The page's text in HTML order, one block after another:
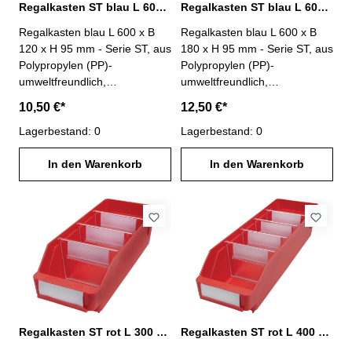
Regalkasten ST blau L 600 x B 120 x H 95 mm PP
Regalkasten blau L 600 x B
120 x H 95 mm - Serie ST, aus
Polypropylen (PP)-
umweltfreundlich,
temperaturbeständig von -20°
C bis +80° C- Anzahl
möglicher Trennwände : 7-
Lieferung ohne Trennwände
und Etiketten
10,50 €*
Lagerbestand: 0
In den Warenkorb
Regalkasten ST blau L 600 x B 180 x H 95 mm PP
Regalkasten blau L 600 x B
180 x H 95 mm - Serie ST, aus
Polypropylen (PP)-
umweltfreundlich,
temperaturbeständig von -20°
C bis +80° C- Anzahl
möglicher Trennwände : 7-
Lieferung ohne Trennwände
und Etiketten
12,50 €*
Lagerbestand: 0
In den Warenkorb
Regalkasten ST rot L 300 x B 120 x H 95 mm PP
Regalkasten ST rot L 400 x B 120 x H 95 mm PP